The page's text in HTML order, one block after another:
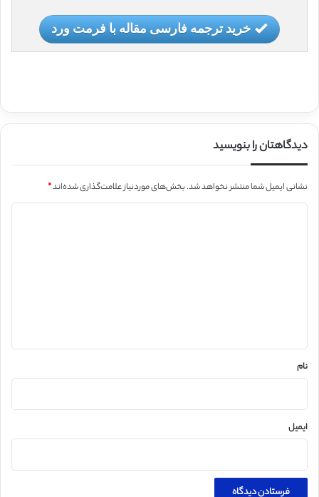
خرید ترجمه فارسی مقاله با فرمت ورد
دیدگاهتان را بنویسید
نشانی ایمیل شما منتشر نخواهد شد.بخش‌های موردنیاز علامت‌گذاری شده‌اند*
نام
ایمیل